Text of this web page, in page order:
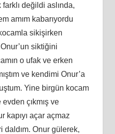
değildi aslında,
amım kabarıyordu
sikişirken
siktiğini
o ufak ve erken
ve kendimi Onur’a
Yine birgün kocam
çıkmış ve
kapıyı açar açmaz
daldım. Onur gülerek,